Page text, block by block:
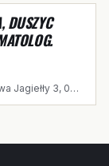
DUSZYC
Jagiełły 3, 07-